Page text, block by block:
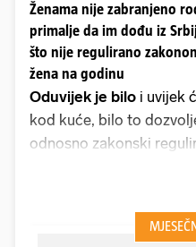
Ženama nije zabranjeno
primalje da im dođu iz
što nije regulirano
žena na godinu
Oduvijek je bilo i uvijek
kod kuće, bilo to
odnosno zakonski
prisiliti da na porođaj
smije roditi kod kuće,